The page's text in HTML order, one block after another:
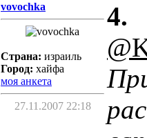
vovochka
Страна: израиль
Город: хайфа
моя анкета
27.11.2007 22:18
4.